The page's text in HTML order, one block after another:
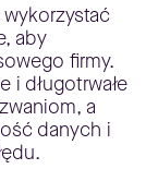
aby
firmy.
i długotrwałe
a
danych i